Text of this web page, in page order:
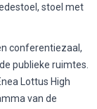
stoel met
conferentiezaal,
publieke ruimtes.
Lottus High
van de